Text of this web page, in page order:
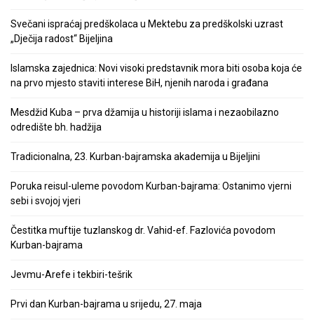
Svečani ispraćaj predškolaca u Mektebu za predškolski uzrast
„Dječija radost“ Bijeljina
Islamska zajednica: Novi visoki predstavnik mora biti osoba koja će
na prvo mjesto staviti interese BiH, njenih naroda i građana
Mesdžid Kuba – prva džamija u historiji islama i nezaobilazno
odredište bh. hadžija
Tradicionalna, 23. Kurban-bajramska akademija u Bijeljini
Poruka reisul-uleme povodom Kurban-bajrama: Ostanimo vjerni
sebi i svojoj vjeri
Čestitka muftije tuzlanskog dr. Vahid-ef. Fazlovića povodom
Kurban-bajrama
Jevmu-Arefe i tekbiri-tešrik
Prvi dan Kurban-bajrama u srijedu, 27. maja